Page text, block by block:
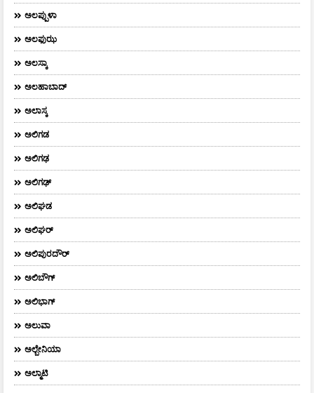
ಅಲಪ್ಪುಳಾ
ಅಲಫುಝ
ಅಲಸ್ಕಾ
ಅಲಹಾಬಾದ್
ಅಲಾಸ್ಕ
ಅಲಿಗಡ
ಅಲಿಗಢ
ಅಲಿಗಢ್
ಅಲಿಘಡ
ಅಲಿಘರ್
ಅಲಿಪುರದೌರ್‌
ಅಲಿಬೌಗ್
ಅಲಿಭಾಗ್
ಅಲುವಾ
ಅಲ್ಬೇನಿಯಾ
ಅಲ್ಮಾಟಿ